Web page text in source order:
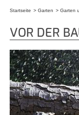
Startseite Garten Garten
VOR DER